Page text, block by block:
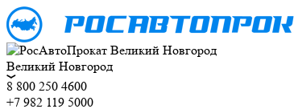
Великий Новгород
8 800 250 4600
+7 982 119 5000